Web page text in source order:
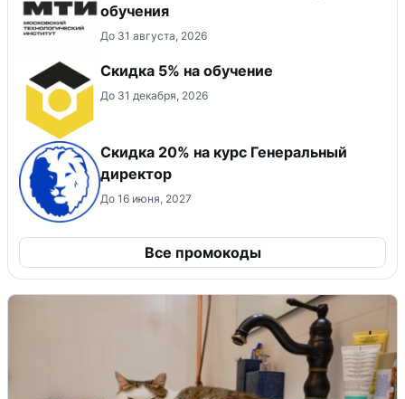
обучения
До 31 августа, 2026
Скидка 5% на обучение
До 31 декабря, 2026
Скидка 20% на курс Генеральный
директор
До 16 июня, 2027
Все промокоды